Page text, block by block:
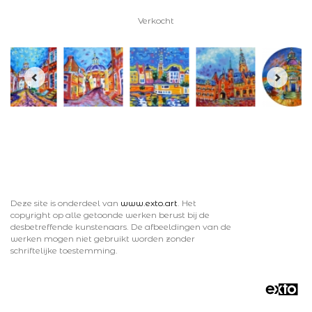
Verkocht
Deze site is onderdeel van www.exto.art. Het
copyright op alle getoonde werken berust bij de
desbetreffende kunstenaars. De afbeeldingen van de
werken mogen niet gebruikt worden zonder
schriftelijke toestemming.